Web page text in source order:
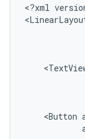
<?xml
<Button